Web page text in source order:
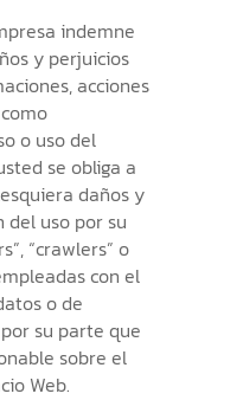
indemne
y perjuicios
acciones
o uso del
se obliga a
daños y
del uso por su
“crawlers” o
con el
o de
su parte que
sobre el
Web.